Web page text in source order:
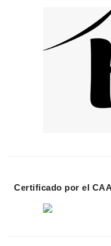
Certificado por el